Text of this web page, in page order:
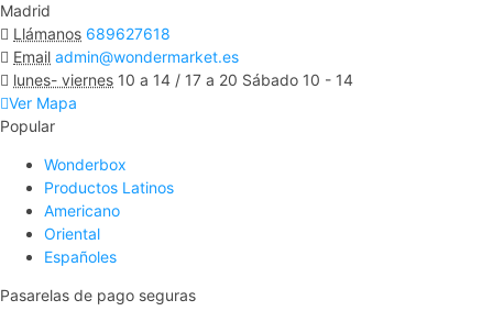
Madrid
Llámanos 689627618
Email admin@wondermarket.es
lunes- viernes 10 a 14 / 17 a 20 Sábado 10 - 14
Ver Mapa
Popular
Wonderbox
Productos Latinos
Americano
Oriental
Españoles
Pasarelas de pago seguras